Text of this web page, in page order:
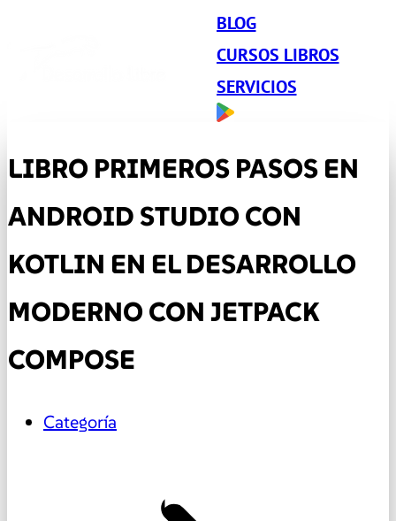
BLOG
CURSOS LIBROS
SERVICIOS
LIBRO PRIMEROS PASOS EN
ANDROID STUDIO CON
KOTLIN EN EL DESARROLLO
MODERNO CON JETPACK
COMPOSE
Categoría